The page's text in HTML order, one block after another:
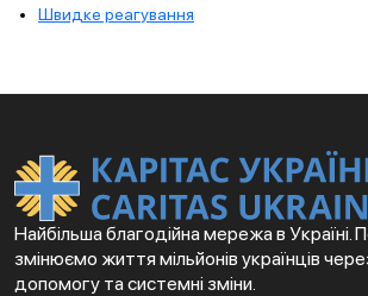
Швидке реагування
Найбільша благодійна мережа в Україні.
змінюємо життя мільйонів українців
допомогу та системні зміни.